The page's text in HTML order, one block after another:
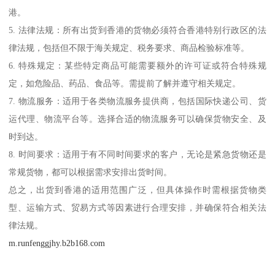
港。
5. 法律法规：所有出货到香港的货物必须符合香港特别行政区的法
律法规，包括但不限于海关规定、税务要求、商品检验标准等。
6. 特殊规定：某些特定商品可能需要额外的许可证或符合特殊规
定，如危险品、药品、食品等。需提前了解并遵守相关规定。
7. 物流服务：适用于各类物流服务提供商，包括国际快递公司、货
运代理、物流平台等。选择合适的物流服务可以确保货物安全、及
时到达。
8. 时间要求：适用于有不同时间要求的客户，无论是紧急货物还是
常规货物，都可以根据需求安排出货时间。
总之，出货到香港的适用范围广泛，但具体操作时需根据货物类
型、运输方式、贸易方式等因素进行合理安排，并确保符合相关法
律法规。
m.runfenggjhy.b2b168.com